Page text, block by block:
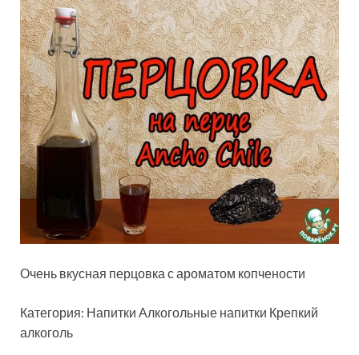
Очень вкусная перцовка с ароматом копчености
Категория: Напитки Алкогольные напитки Крепкий
алкоголь